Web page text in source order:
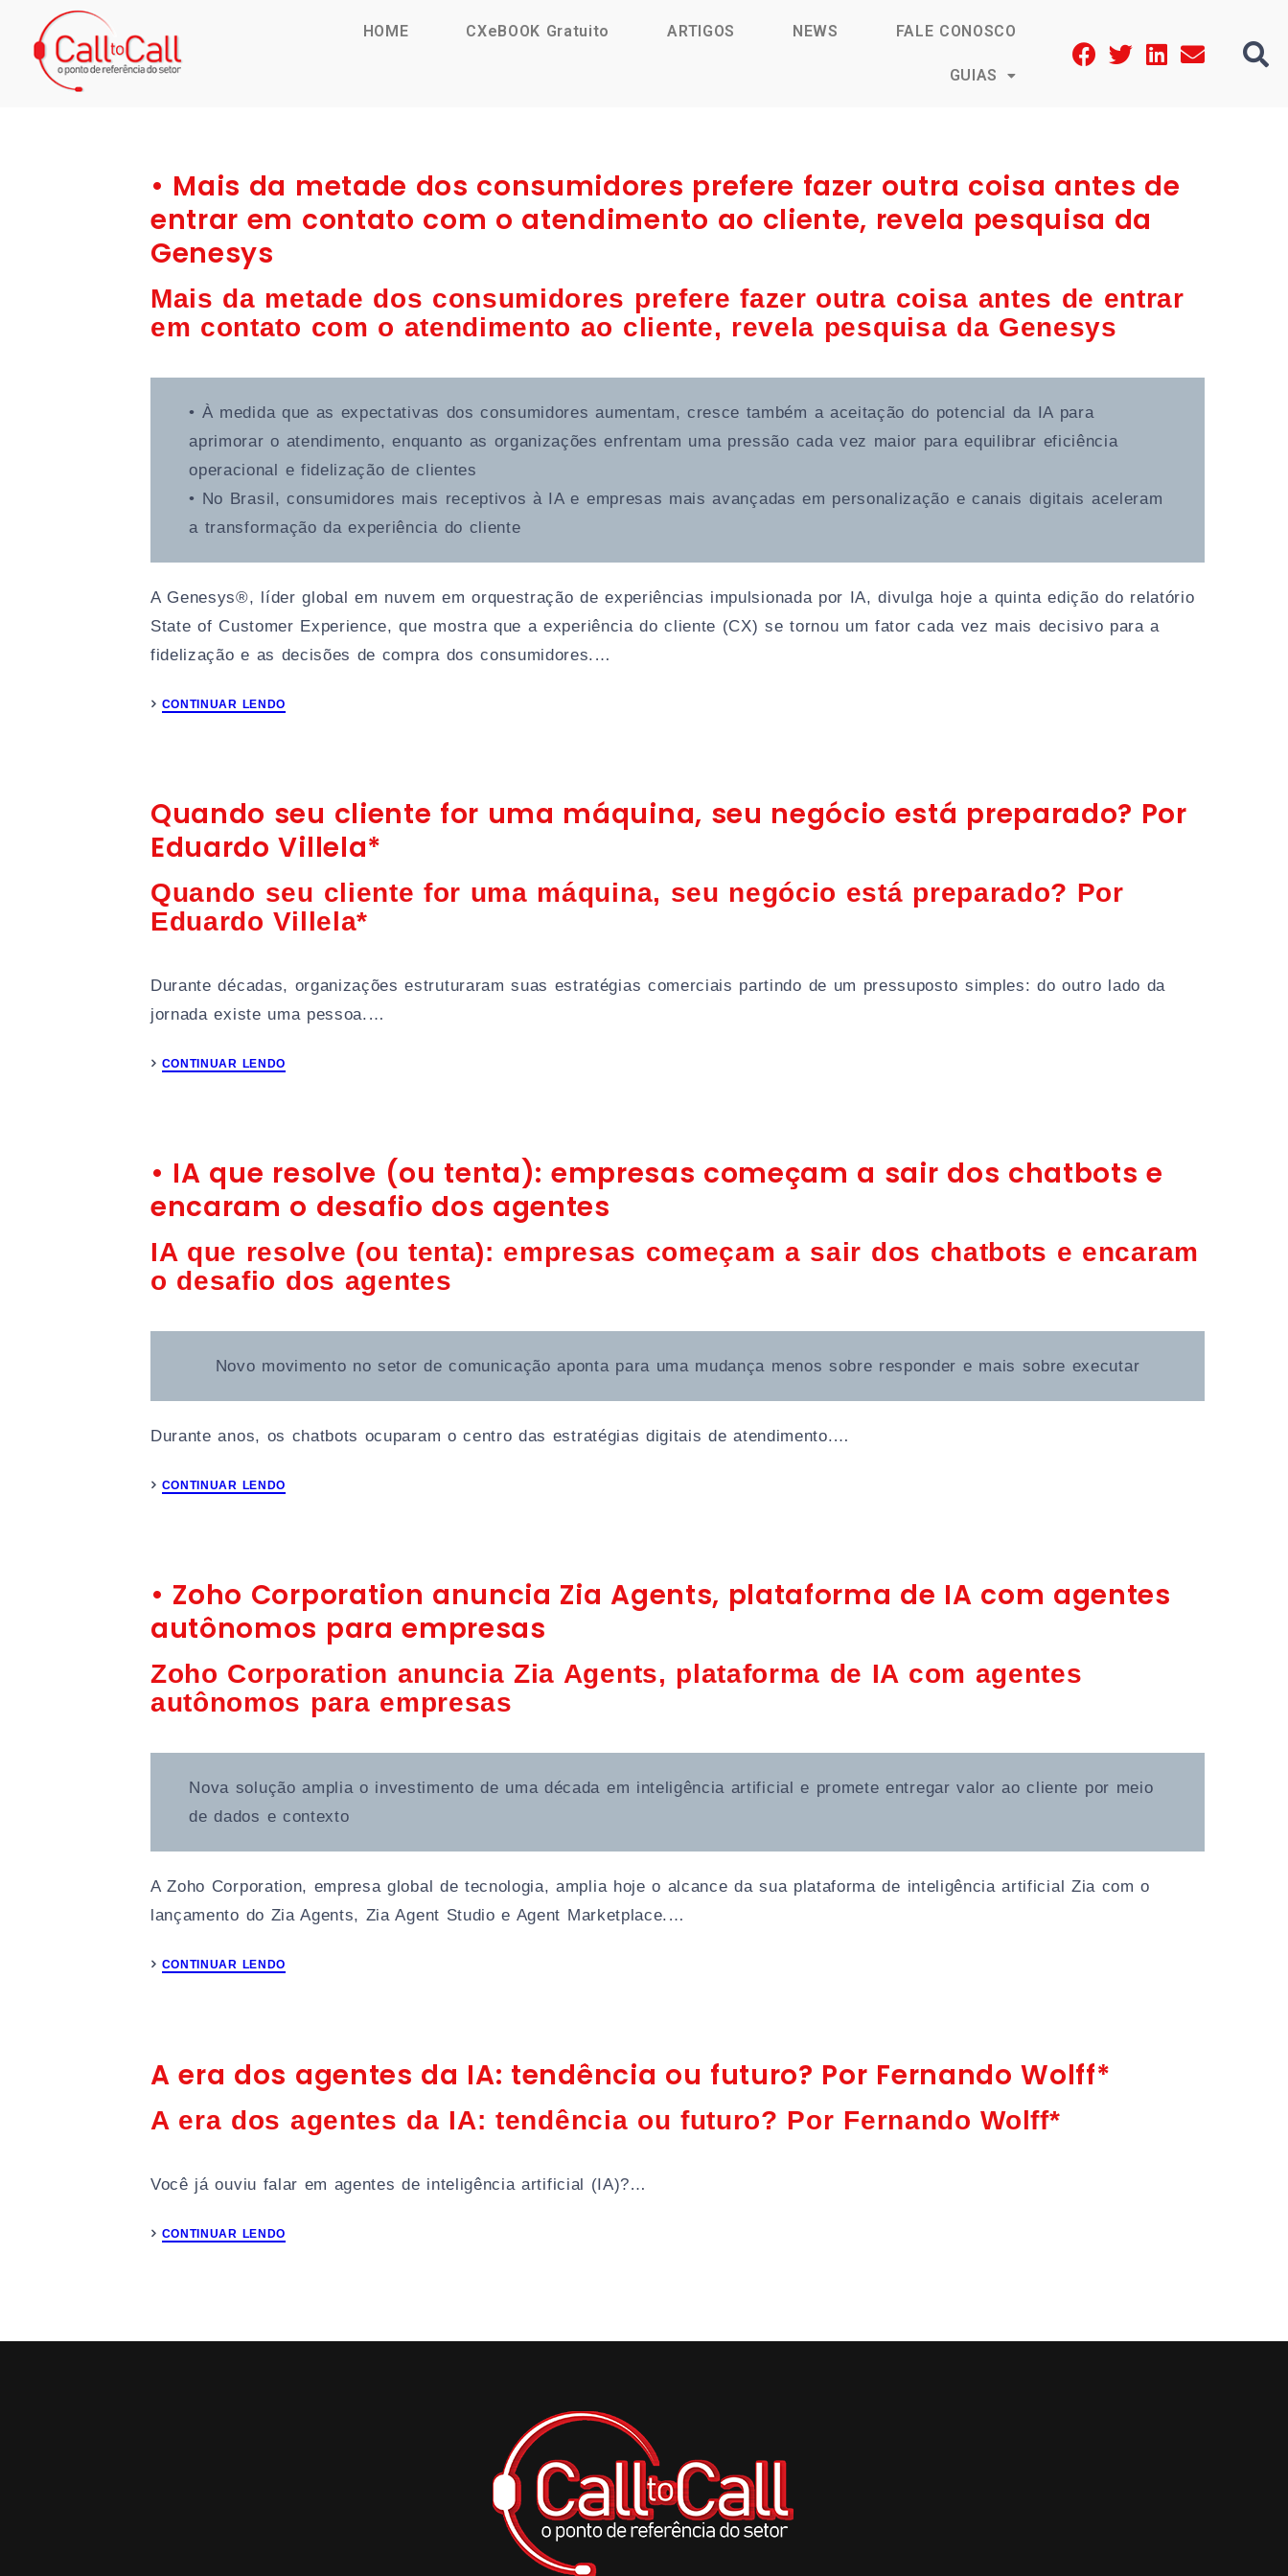
HOME CXeBOOK Gratuito ARTIGOS NEWS FALE CONOSCO
GUIAS
• Mais da metade dos consumidores prefere fazer outra coisa antes de
entrar em contato com o atendimento ao cliente, revela pesquisa da
Genesys
Mais da metade dos consumidores prefere fazer outra coisa antes de entrar
em contato com o atendimento ao cliente, revela pesquisa da Genesys
• À medida que as expectativas dos consumidores aumentam, cresce também a aceitação do potencial da IA para
aprimorar o atendimento, enquanto as organizações enfrentam uma pressão cada vez maior para equilibrar eficiência
operacional e fidelização de clientes
• No Brasil, consumidores mais receptivos à IA e empresas mais avançadas em personalização e canais digitais aceleram
a transformação da experiência do cliente
A Genesys®, líder global em nuvem em orquestração de experiências impulsionada por IA, divulga hoje a quinta edição do relatório
State of Customer Experience, que mostra que a experiência do cliente (CX) se tornou um fator cada vez mais decisivo para a
fidelização e as decisões de compra dos consumidores.…
CONTINUAR LENDO
Quando seu cliente for uma máquina, seu negócio está preparado? Por
Eduardo Villela*
Quando seu cliente for uma máquina, seu negócio está preparado? Por
Eduardo Villela*
Durante décadas, organizações estruturaram suas estratégias comerciais partindo de um pressuposto simples: do outro lado da
jornada existe uma pessoa.…
CONTINUAR LENDO
• IA que resolve (ou tenta): empresas começam a sair dos chatbots e
encaram o desafio dos agentes
IA que resolve (ou tenta): empresas começam a sair dos chatbots e encaram
o desafio dos agentes
Novo movimento no setor de comunicação aponta para uma mudança menos sobre responder e mais sobre executar
Durante anos, os chatbots ocuparam o centro das estratégias digitais de atendimento.…
CONTINUAR LENDO
• Zoho Corporation anuncia Zia Agents, plataforma de IA com agentes
autônomos para empresas
Zoho Corporation anuncia Zia Agents, plataforma de IA com agentes
autônomos para empresas
Nova solução amplia o investimento de uma década em inteligência artificial e promete entregar valor ao cliente por meio
de dados e contexto
A Zoho Corporation, empresa global de tecnologia, amplia hoje o alcance da sua plataforma de inteligência artificial Zia com o
lançamento do Zia Agents, Zia Agent Studio e Agent Marketplace.…
CONTINUAR LENDO
A era dos agentes da IA: tendência ou futuro? Por Fernando Wolff*
A era dos agentes da IA: tendência ou futuro? Por Fernando Wolff*
Você já ouviu falar em agentes de inteligência artificial (IA)?…
CONTINUAR LENDO